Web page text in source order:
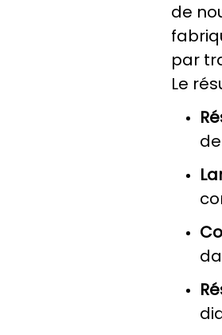
de
par
Le